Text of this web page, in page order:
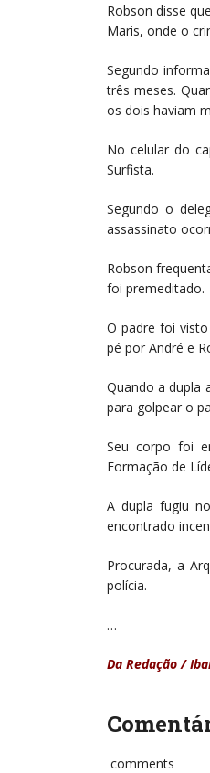
Robson disse
Maris, onde o
Segundo
três meses.
os dois haviam
No celular do
Surfista.
Segundo o
assassinato
Robson
foi premeditado.
O padre foi
pé por André e
Quando a dupla
para golpear o
Seu corpo foi
Formação de
A dupla fugiu
encontrado
Procurada, a
polícia.
…
Da Redação /
comments